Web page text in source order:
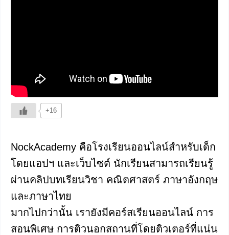
+16
NockAcademy คือโรงเรียนออนไลน์สำหรับเด็ก
โดยแอปฯ และเว็บไซต์ นักเรียนสามารถเรียนรู้
ผ่านคลิปบทเรียนวิชา คณิตศาสตร์ ภาษาอังกฤษ
และภาษาไทย
มากไปกว่านั้น เรายังมีคอร์สเรียนออนไลน์ การ
สอนพิเศษ การติวนอกสถานที่โดยติวเตอร์ที่แน่น